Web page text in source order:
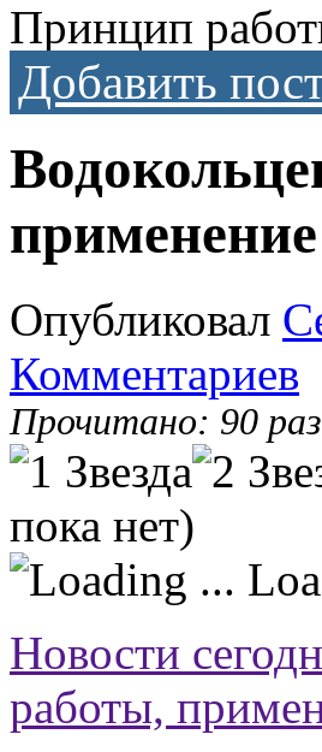
Принцип
Добавить
Опубликовал
Комментариев
Прочитано: 90
пока нет)
Новости
работы,